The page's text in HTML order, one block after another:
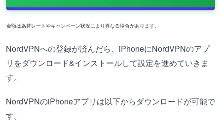
金額は為替レートやキャンペーン状況により異なる場合があります。
NordVPNへの登録が済んだら、iPhoneにNordVPNのアプ
リをダウンロード&インストールして設定を進めていきま
す。
NordVPNのiPhoneアプリは以下からダウンロードが可能で
す。